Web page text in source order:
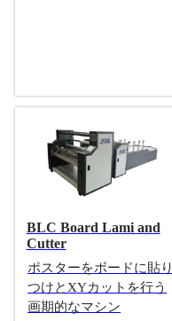
BLC Board Lami and
Cutter
ポスターをボードに貼り
つけとXYカットを行う
画期的なマシン